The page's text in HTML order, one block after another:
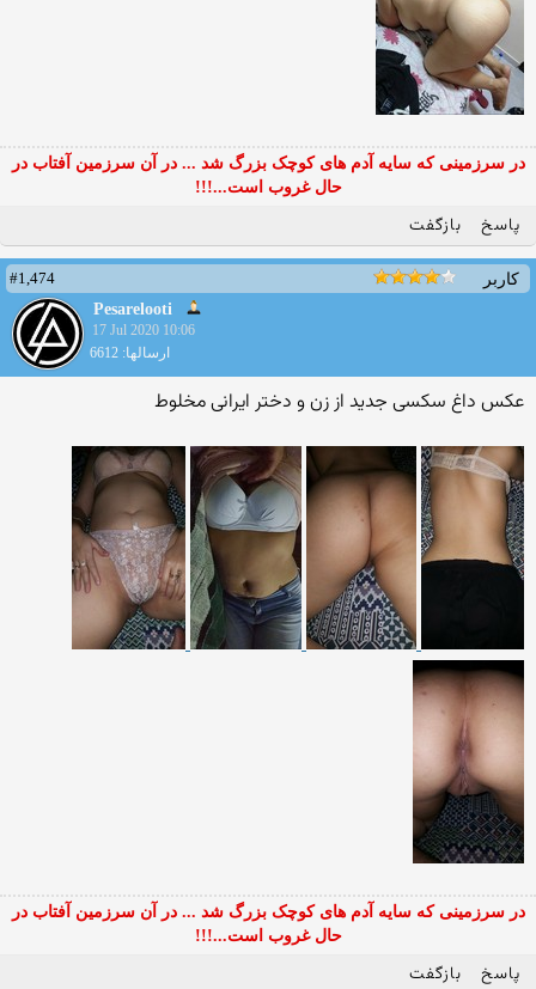
در سرزمینی که سایه آدم های کوچک بزرگ شد ... در آن سرزمین آفتاب در
حال غروب است...!!!
پاسخ بازگفت
کاربر
#1,474
Pesarelooti
17 Jul 2020 10:06
ارسالها: 6612
عکس داغ سکسی جدید از زن و دختر ایرانی مخلوط
در سرزمینی که سایه آدم های کوچک بزرگ شد ... در آن سرزمین آفتاب در
حال غروب است...!!!
پاسخ بازگفت